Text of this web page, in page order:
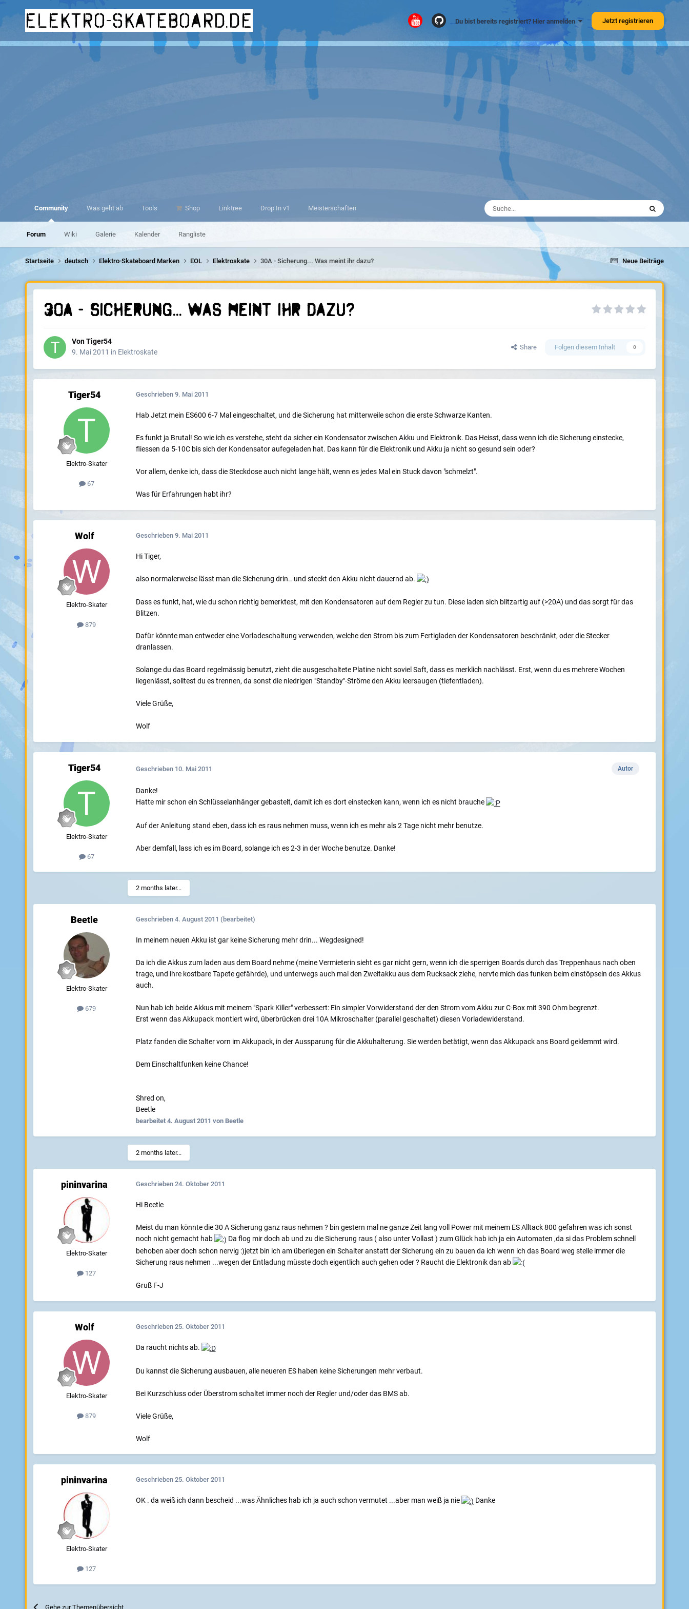
elektro-skateboard.de Du bist bereits registriert? Hier anmelden Jetzt registrieren
Community
Forum Wiki Galerie Kalender Rangliste
Was geht ab Tools Shop Linktree Drop In v1 Meisterschaften
Neue Beiträge
Startseite deutsch Elektro-Skateboard Marken EOL Elektroskate 30A - Sicherung... Was meint ihr dazu?
30A - Sicherung... Was meint ihr dazu?
VonTiger54
9. Mai 2011 in Elektroskate
Share Folgen diesem Inhalt 0
Tiger54
Elektro-Skater
67
Geschrieben 9. Mai 2011
Hab Jetzt mein ES600 6-7 Mal eingeschaltet, und die Sicherung hat mitterweile schon die erste Schwarze Kanten.
Es funkt ja Brutal! So wie ich es verstehe, steht da sicher ein Kondensator zwischen Akku und Elektronik. Das Heisst, dass wenn ich die Sicherung einstecke,
fliessen da 5-10C bis sich der Kondensator aufegeladen hat. Das kann für die Elektronik und Akku ja nicht so gesund sein oder?
Vor allem, denke ich, dass die Steckdose auch nicht lange hält, wenn es jedes Mal ein Stuck davon "schmelzt".
Was für Erfahrungen habt ihr?
Wolf
Elektro-Skater
879
Geschrieben 9. Mai 2011
Hi Tiger,
also normalerweise lässt man die Sicherung drin.. und steckt den Akku nicht dauernd ab.
Dass es funkt, hat, wie du schon richtig bemerktest, mit den Kondensatoren auf dem Regler zu tun. Diese laden sich blitzartig auf (>20A) und das sorgt für das
Blitzen.
Dafür könnte man entweder eine Vorladeschaltung verwenden, welche den Strom bis zum Fertigladen der Kondensatoren beschränkt, oder die Stecker
dranlassen.
Solange du das Board regelmässig benutzt, zieht die ausgeschaltete Platine nicht soviel Saft, dass es merklich nachlässt. Erst, wenn du es mehrere Wochen
liegenlässt, solltest du es trennen, da sonst die niedrigen "Standby"-Ströme den Akku leersaugen (tiefentladen).
Viele Grüße,
Wolf
Tiger54
Elektro-Skater
67
Autor
Geschrieben 10. Mai 2011
Danke!
Hatte mir schon ein Schlüsselanhänger gebastelt, damit ich es dort einstecken kann, wenn ich es nicht brauche
Auf der Anleitung stand eben, dass ich es raus nehmen muss, wenn ich es mehr als 2 Tage nicht mehr benutze.
Aber demfall, lass ich es im Board, solange ich es 2-3 in der Woche benutze. Danke!
2 months later...
Beetle
Elektro-Skater
679
Geschrieben 4. August 2011 (bearbeitet)
In meinem neuen Akku ist gar keine Sicherung mehr drin... Wegdesigned!
Da ich die Akkus zum laden aus dem Board nehme (meine Vermieterin sieht es gar nicht gern, wenn ich die sperrigen Boards durch das Treppenhaus nach oben
trage, und ihre kostbare Tapete gefährde), und unterwegs auch mal den Zweitakku aus dem Rucksack ziehe, nervte mich das funken beim einstöpseln des Akkus
auch.
Nun hab ich beide Akkus mit meinem "Spark Killer" verbessert: Ein simpler Vorwiderstand der den Strom vom Akku zur C-Box mit 390 Ohm begrenzt.
Erst wenn das Akkupack montiert wird, überbrücken drei 10A Mikroschalter (parallel geschaltet) diesen Vorladewiderstand.
Platz fanden die Schalter vorn im Akkupack, in der Aussparung für die Akkuhalterung. Sie werden betätigt, wenn das Akkupack ans Board geklemmt wird.
Dem Einschaltfunken keine Chance!
Shred on,
Beetle
bearbeitet 4. August 2011 von Beetle
2 months later...
pininvarina
Elektro-Skater
127
Geschrieben 24. Oktober 2011
Hi Beetle
Meist du man könnte die 30 A Sicherung ganz raus nehmen ? bin gestern mal ne ganze Zeit lang voll Power mit meinem ES Alltack 800 gefahren was ich sonst
noch nicht gemacht hab
Da flog mir doch ab und zu die Sicherung raus ( also unter Vollast ) zum Glück hab ich ja ein Automaten ,da si das Problem schnell
behoben aber doch schon nervig :)jetzt bin ich am überlegen ein Schalter anstatt der Sicherung ein zu bauen da ich wenn ich das Board weg stelle immer die
Sicherung raus nehmen ...wegen der Entladung müsste doch eigentlich auch gehen oder ? Raucht die Elektronik dan ab
Gruß F-J
Wolf
Elektro-Skater
879
Geschrieben 25. Oktober 2011
Da raucht nichts ab.
Du kannst die Sicherung ausbauen, alle neueren ES haben keine Sicherungen mehr verbaut.
Bei Kurzschluss oder Überstrom schaltet immer noch der Regler und/oder das BMS ab.
Viele Grüße,
Wolf
pininvarina
Elektro-Skater
127
Geschrieben 25. Oktober 2011
OK . da weiß ich dann bescheid ...was Ähnliches hab ich ja auch schon vermutet ...aber man weiß ja nie Danke
Gehe zur Themenübersicht